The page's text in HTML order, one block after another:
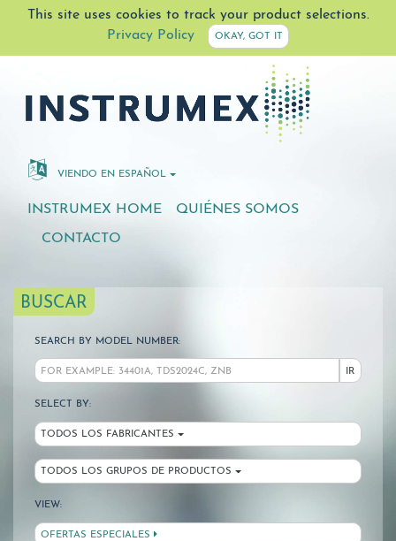
This site uses cookies to track your product selections.
Privacy Policy
OKAY, GOT IT
VIENDO EN ESPAÑOL
INSTRUMEX HOME QUIÉNES SOMOS
CONTACTO
BUSCAR
SEARCH BY MODEL NUMBER:
IR
SELECT BY:
TODOS LOS FABRICANTES
TODOS LOS GRUPOS DE PRODUCTOS
VIEW:
OFERTAS ESPECIALES